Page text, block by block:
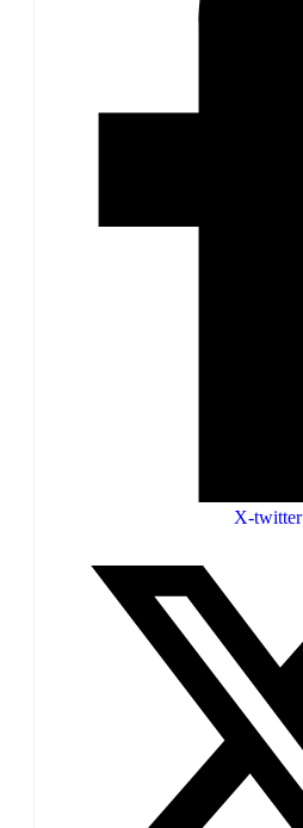
X-twitter